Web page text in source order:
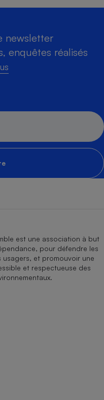
newsletter
enquêtes réalisés
est une association à but
pour défendre les
et promouvoir une
et respectueuse des